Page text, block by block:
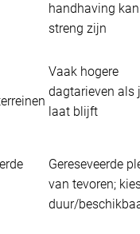
handhaving kan
streng zijn
Vaak hogere
dagtarieven als
laat blijft
Gereseveerde
van tevoren;
duur/